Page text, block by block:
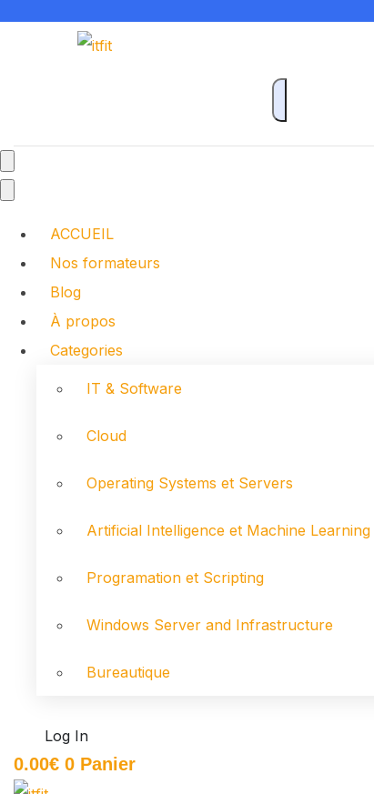
ACCUEIL
Nos formateurs
Blog
À propos
Categories
IT & Software
Cloud
Operating Systems et Servers
Artificial Intelligence et Machine Learning
Programation et Scripting
Windows Server and Infrastructure
Bureautique
Log In
0.00€ 0 Panier